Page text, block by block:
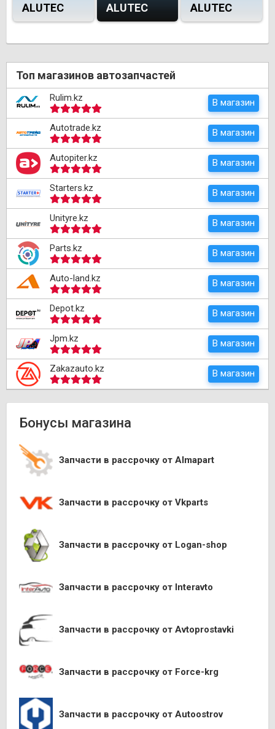
ALUTEC
ALUTEC
ALUTEC
Топ магазинов автозапчастей
Rulim.kz В магазин
Autotrade.kz В магазин
Autopiter.kz В магазин
Starters.kz В магазин
Unityre.kz В магазин
Parts.kz В магазин
Auto-land.kz В магазин
Depot.kz В магазин
Jpm.kz В магазин
Zakazauto.kz В магазин
Бонусы магазина
Запчасти в рассрочку от Almapart
Запчасти в рассрочку от Vkparts
Запчасти в рассрочку от Logan-shop
Запчасти в рассрочку от Interavto
Запчасти в рассрочку от Avtoprostavki
Запчасти в рассрочку от Force-krg
Запчасти в рассрочку от Autoostrov